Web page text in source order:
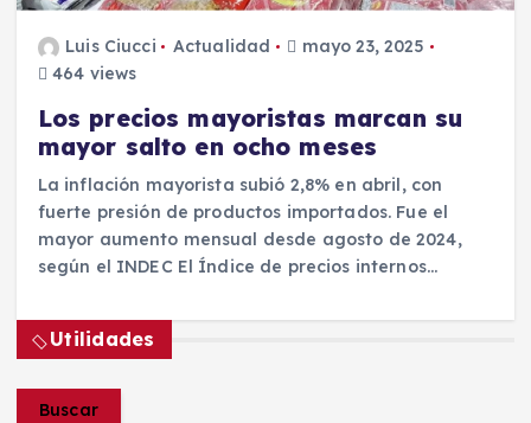
Luis Ciucci Actualidad
mayo 23, 2025
464 views
Los precios mayoristas marcan su
mayor salto en ocho meses
La inflación mayorista subió 2,8% en abril, con
fuerte presión de productos importados. Fue el
mayor aumento mensual desde agosto de 2024,
según el INDEC El Índice de precios internos…
Utilidades
Buscar